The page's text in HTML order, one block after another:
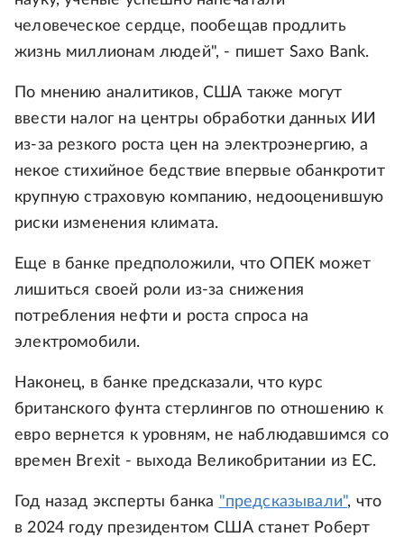
человеческое сердце, пообещав продлить
жизнь миллионам людей", - пишет Saxo Bank.
По мнению аналитиков, США также могут
ввести налог на центры обработки данных ИИ
из-за резкого роста цен на электроэнергию, а
некое стихийное бедствие впервые обанкротит
крупную страховую компанию, недооценившую
риски изменения климата.
Еще в банке предположили, что ОПЕК может
лишиться своей роли из-за снижения
потребления нефти и роста спроса на
электромобили.
Наконец, в банке предсказали, что курс
британского фунта стерлингов по отношению к
евро вернется к уровням, не наблюдавшимся со
времен Brexit - выхода Великобритании из ЕС.
Год назад эксперты банка "предсказывали", что
в 2024 году президентом США станет Роберт